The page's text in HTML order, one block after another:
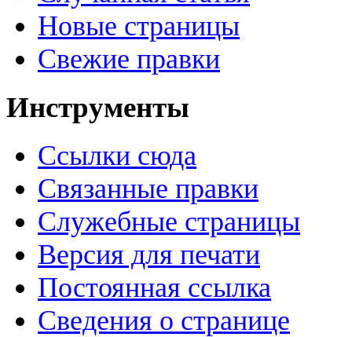
Новые страницы
Свежие правки
Инструменты
Ссылки сюда
Связанные правки
Служебные страницы
Версия для печати
Постоянная ссылка
Сведения о странице